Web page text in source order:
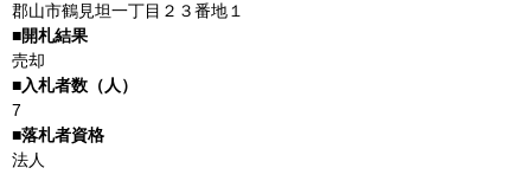
郡山市鶴見坦一丁目２３番地１
売却
7
法人